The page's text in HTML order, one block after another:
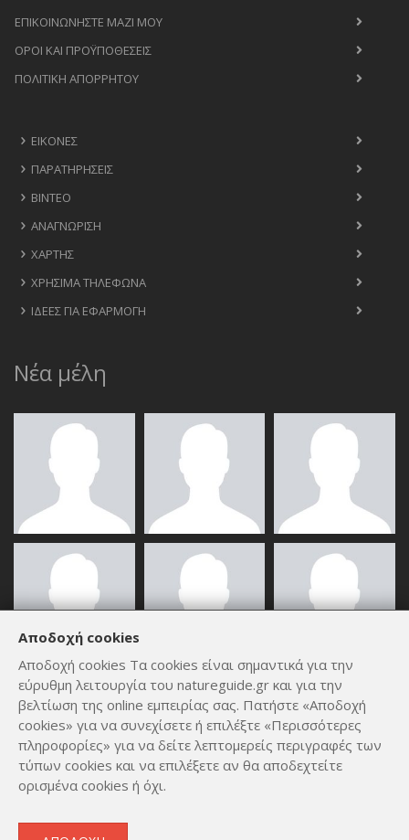
ΕΠΙΚΟΙΝΩΝΉΣΤΕ ΜΑΖΊ ΜΟΥ
ΟΡΟΙ ΚΑΙ ΠΡΟΫΠΟΘΈΣΕΙΣ
ΠΟΛΙΤΙΚΉ ΑΠΟΡΡΉΤΟΥ
ΕΙΚΌΝΕΣ
ΠΑΡΑΤΗΡΉΣΕΙΣ
ΒΊΝΤΕΟ
ΑΝΑΓΝΏΡΙΣΗ
ΧΆΡΤΗΣ
ΧΡΉΣΙΜΑ ΤΗΛΈΦΩΝΑ
ΙΔΈΕΣ ΓΙΑ ΕΦΑΡΜΟΓΉ
Νέα μέλη
ΟΛΑ ΤΑ ΜΈΛΗ
Copyright © 2012 - 2026
Αποδοχή cookies
Αποδοχή cookies Τα cookies είναι σημαντικά για την
εύρυθμη λειτουργία του natureguide.gr και για την
βελτίωση της online εμπειρίας σας. Πατήστε «Αποδοχή
cookies» για να συνεχίσετε ή επιλέξτε «Περισσότερες
πληροφορίες» για να δείτε λεπτομερείς περιγραφές των
τύπων cookies και να επιλέξετε αν θα αποδεχτείτε
ορισμένα cookies ή όχι.